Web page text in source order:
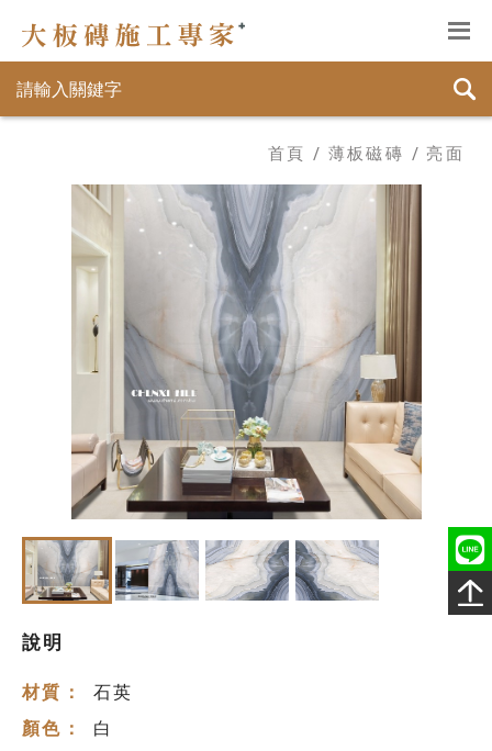
首頁 薄板磁磚 亮面
說明
材質： 石英
顏色： 白